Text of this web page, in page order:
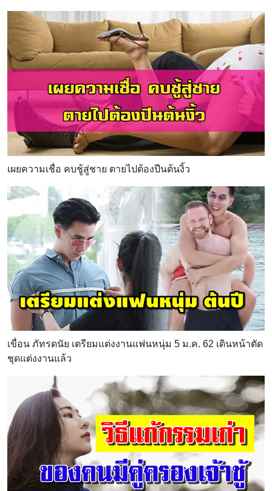
เผยความเชื่อ คบชู้สู่ชาย ตายไปต้องปีนต้นงิ้ว
เขื่อน ภัทรดนัย เตรียมแต่งงานแฟนหนุ่ม 5 ม.ค. 62 เดินหน้าตัด
ชุดแต่งงานแล้ว